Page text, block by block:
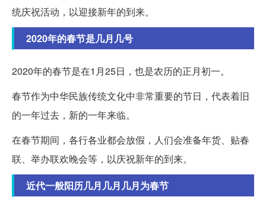
统庆祝活动，以迎接新年的到来。
2020年的春节是几月几号
2020年的春节是在1月25日，也是农历的正月初一。
春节作为中华民族传统文化中非常重要的节日，代表着旧
的一年过去，新的一年来临。
在春节期间，各行各业都会放假，人们会准备年货、贴春
联、举办联欢晚会等，以庆祝新年的到来。
近代一般阳历几月几月几月为春节